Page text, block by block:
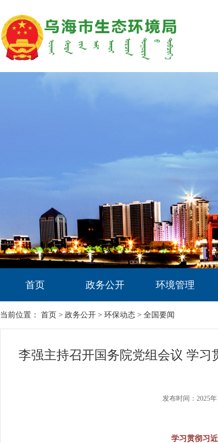
首页 政务公开 环境管理
当前位置： 首页 > 政务公开 > 环保动态 > 全国要闻
李强主持召开国务院党组会议 学
发布时间：2025
学习贯彻习